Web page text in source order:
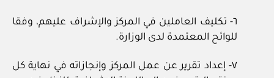
٦- تكليف العاملين في المركز والإشراف عليهم، وفقا
للوائح المعتمدة لدى الوزارة.
٧- إعداد تقرير عن عمل المركز وإنجازاته في نهاية كل